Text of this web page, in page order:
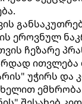
ეროვნულ
ჩეზარე
ითვლება
უჭირს და